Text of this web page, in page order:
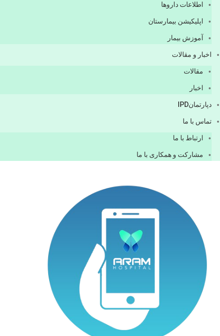
اطلاعات دارو‌ها
اپليكيشن بيمارستان
آموزش بیمار
اخبار و مقالات
مقالات
اخبار
دپارتمانIPD
تماس با ما
ارتباط با ما
مشاركت و همكاری با ما